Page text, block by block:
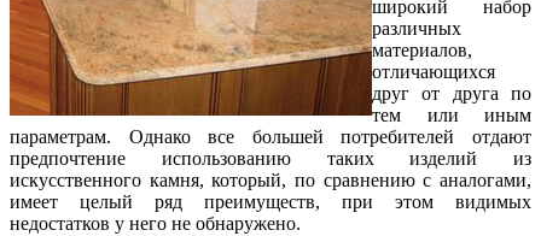
широкий набор
различных
материалов,
отличающихся
друг от друга по
тем или иным
параметрам. Однако все большей потребителей отдают
предпочтение использованию таких изделий из
искусственного камня, который, по сравнению с аналогами,
имеет целый ряд преимуществ, при этом видимых
недостатков у него не обнаружено.